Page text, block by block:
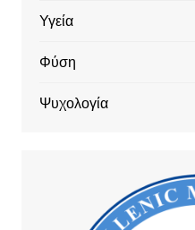
Υγεία
Φύση
Ψυχολογία